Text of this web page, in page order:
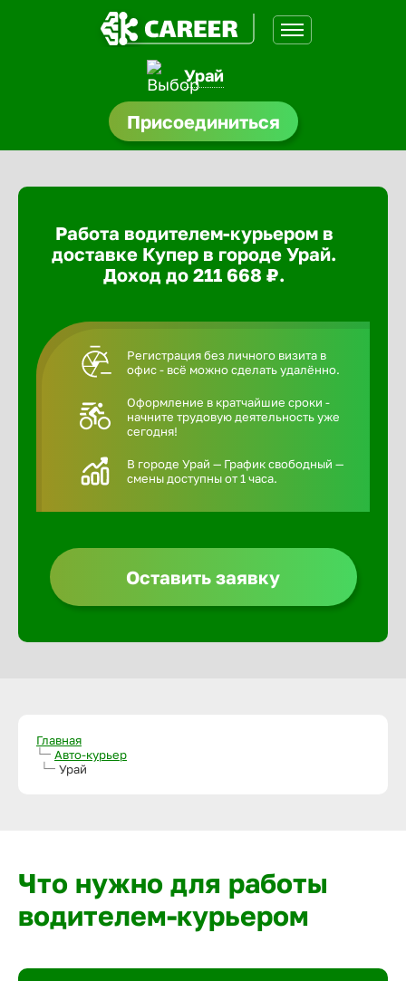
Урай
Присоединиться
Работа водителем-курьером в
доставке Купер в городе Урай.
Доход до 211 668 ₽.
Регистрация без личного визита в
офис - всё можно сделать удалённо.
Оформление в кратчайшие сроки -
начните трудовую деятельность уже
сегодня!
В городе Урай — График свободный —
смены доступны от 1 часа.
Оставить заявку
Главная
Авто-курьер
Урай
Что нужно для работы
водителем-курьером